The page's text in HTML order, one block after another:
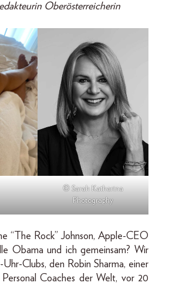
Oberösterreicherin
© Sarah Katharina
Photography
“The Rock” Johnson, Apple-CEO
Obama und ich gemeinsam? Wir
Uhr-Clubs, den Robin Sharma, einer
Coaches der Welt, vor 20